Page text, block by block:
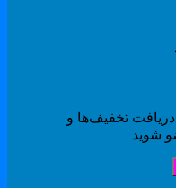
تخفیف‌ها و